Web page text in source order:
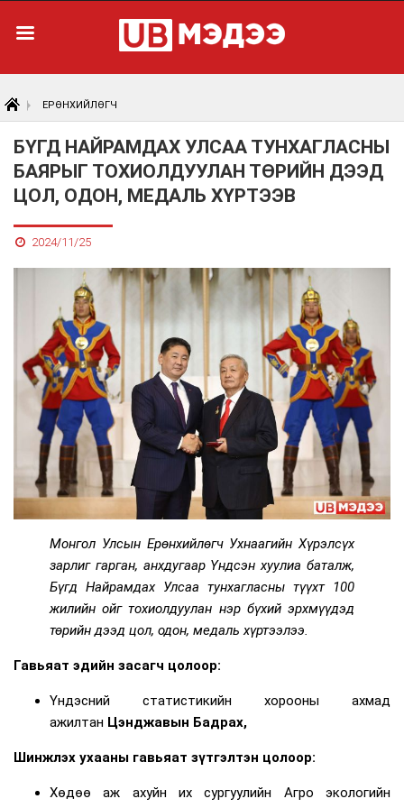
ЕРӨНХИЙЛӨГЧ
БҮГД НАЙРАМДАХ УЛСАА ТУНХАГЛАСНЫ
БАЯРЫГ ТОХИОЛДУУЛАН ТӨРИЙН ДЭЭД
ЦОЛ, ОДОН, МЕДАЛЬ ХҮРТЭЭВ
2024/11/25
Монгол Улсын Ерөнхийлөгч Ухнаагийн Хүрэлсүх
зарлиг гарган, анхдугаар Үндсэн хуулиа баталж,
Бүгд Найрамдах Улсаа тунхагласны түүхт 100
жилийн ойг тохиолдуулан нэр бүхий эрхмүүдэд
төрийн дээд цол, одон, медаль хүртээлээ.
Гавьяат эдийн засагч цолоор:
Үндэсний статистикийн хорооны ахмад
ажилтан Цэнджавын Бадрах,
Шинжлэх ухааны гавьяат зүтгэлтэн цолоор:
Хөдөө аж ахуйн их сургуулийн Агро экологийн